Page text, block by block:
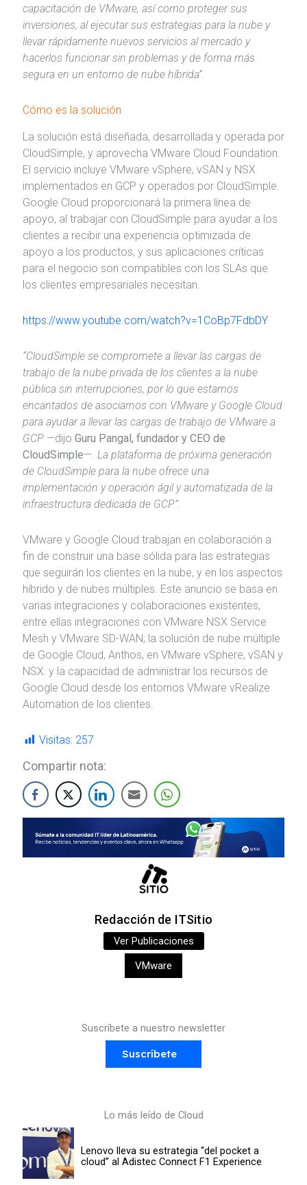
capacitación de VMware, así como proteger sus
inversiones, al ejecutar sus estrategias para la nube y
llevar rápidamente nuevos servicios al mercado y
hacerlos funcionar sin problemas y de forma más
segura en un entorno de nube híbrida”.
Cómo es la solución
La solución está diseñada, desarrollada y operada por
CloudSimple, y aprovecha VMware Cloud Foundation.
El servicio incluye VMware vSphere, vSAN y NSX
implementados en GCP y operados por CloudSimple.
Google Cloud proporcionará la primera línea de
apoyo, al trabajar con CloudSimple para ayudar a los
clientes a recibir una experiencia optimizada de
apoyo a los productos, y sus aplicaciones críticas
para el negocio son compatibles con los SLAs que
los clientes empresariales necesitan.
https://www.youtube.com/watch?v=1CoBp7FdbDY
“CloudSimple se compromete a llevar las cargas de
trabajo de la nube privada de los clientes a la nube
pública sin interrupciones, por lo que estamos
encantados de asociarnos con VMware y Google Cloud
para ayudar a llevar las cargas de trabajo de VMware a
GCP—dijo Guru Pangal, fundador y CEO de
CloudSimple—. La plataforma de próxima generación
de CloudSimple para la nube ofrece una
implementación y operación ágil y automatizada de la
infraestructura dedicada de GCP”.
VMware y Google Cloud trabajan en colaboración a
fin de construir una base sólida para las estrategias
que seguirán los clientes en la nube, y en los aspectos
híbrido y de nubes múltiples. Este anuncio se basa en
varias integraciones y colaboraciones existentes,
entre ellas integraciones con VMware NSX Service
Mesh y VMware SD-WAN; la solución de nube múltiple
de Google Cloud, Anthos, en VMware vSphere, vSAN y
NSX: y la capacidad de administrar los recursos de
Google Cloud desde los entornos VMware vRealize
Automation de los clientes.
Visitas: 257
Compartir nota:
Redacción de ITSitio
Ver Publicaciones
VMware
Suscríbete a nuestro newsletter
Suscríbete
Lo más leído de Cloud
Lenovo lleva su estrategia “del pocket a
cloud” al Adistec Connect F1 Experience